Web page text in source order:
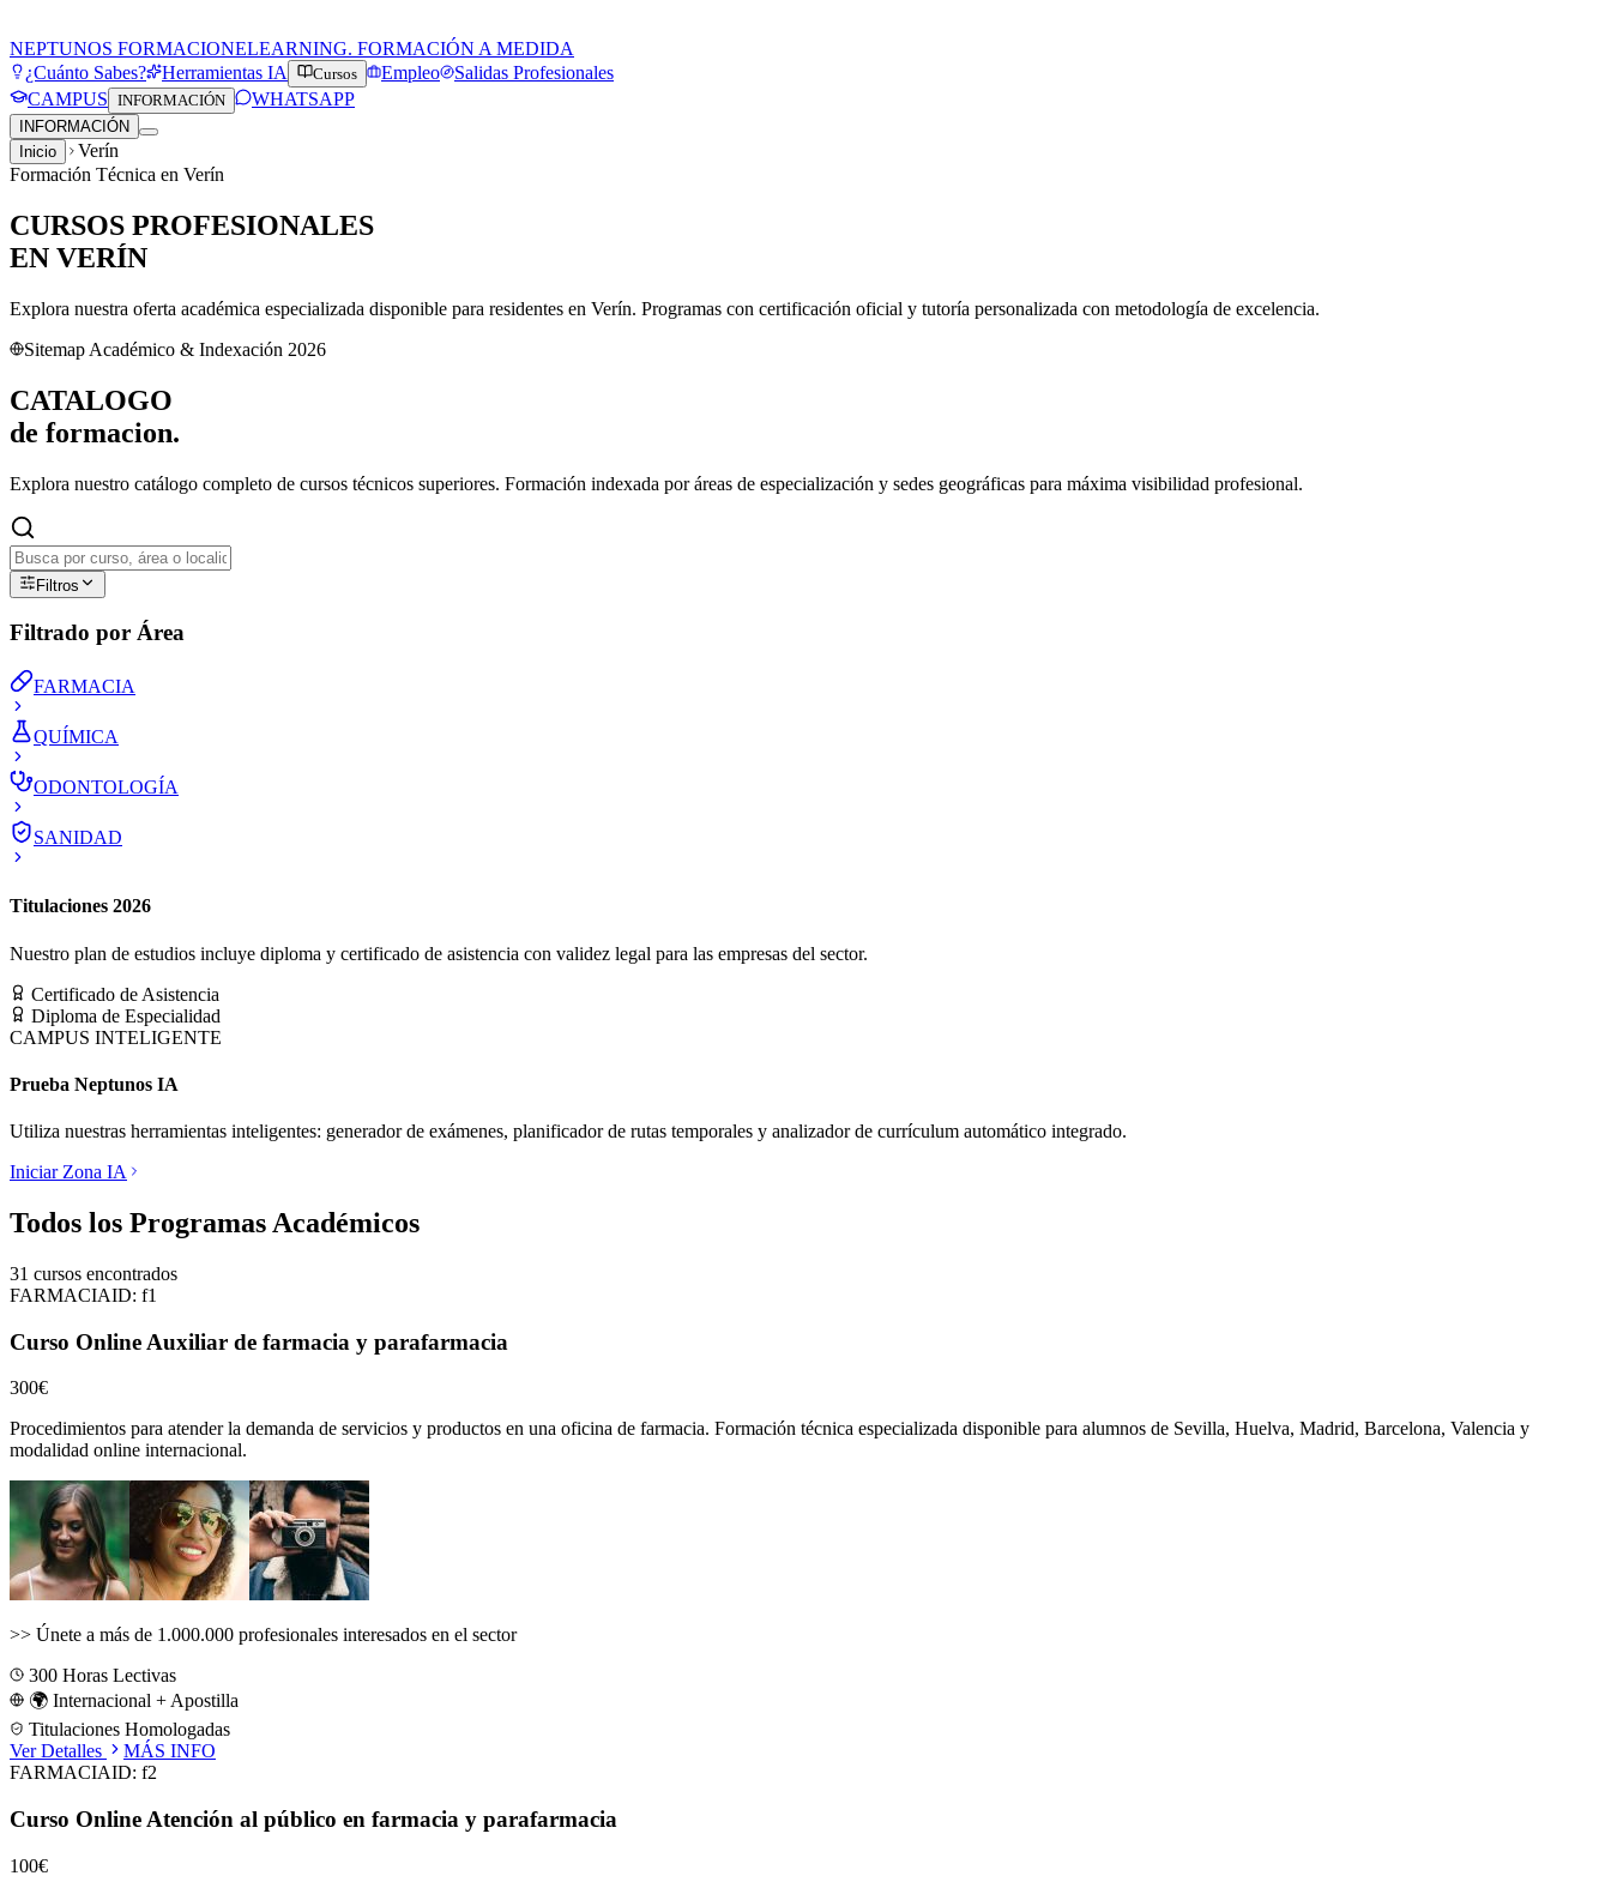
NEPTUNOS FORMACIONELEARNING. FORMACIÓN A MEDIDA
¿Cuánto Sabes?
Herramientas IA Cursos Empleo
Salidas Profesionales
CAMPUS INFORMACIÓN WHATSAPP
INFORMACIÓN
Inicio
Verín
Formación Técnica en Verín
CURSOS PROFESIONALES
EN VERÍN
Explora nuestra oferta académica especializada disponible para residentes en Verín. Programas con certificación oficial y tutoría personalizada con metodología de excelencia.
Sitemap Académico & Indexación 2026
CATALOGO
de formacion.
Explora nuestro catálogo completo de cursos técnicos superiores. Formación indexada por áreas de especialización y sedes geográficas para máxima visibilidad profesional.
Filtros
Filtrado por Área
FARMACIA
QUÍMICA
ODONTOLOGÍA
SANIDAD
Titulaciones 2026
Nuestro plan de estudios incluye diploma y certificado de asistencia con validez legal para las empresas del sector.
Certificado de Asistencia
Diploma de Especialidad
CAMPUS INTELIGENTE
Prueba Neptunos IA
Utiliza nuestras herramientas inteligentes: generador de exámenes, planificador de rutas temporales y analizador de currículum automático integrado.
Iniciar Zona IA
Todos los Programas Académicos
31 cursos encontrados
FARMACIAID: f1
Curso Online Auxiliar de farmacia y parafarmacia
300€
Procedimientos para atender la demanda de servicios y productos en una oficina de farmacia. Formación técnica especializada disponible para alumnos de Sevilla, Huelva, Madrid, Barcelona, Valencia y
modalidad online internacional.
>> Únete a más de 1.000.000 profesionales interesados en el sector
300 Horas Lectivas
🌍 Internacional + Apostilla
Titulaciones Homologadas
Ver Detalles
MÁS INFO
FARMACIAID: f2
Curso Online Atención al público en farmacia y parafarmacia
100€